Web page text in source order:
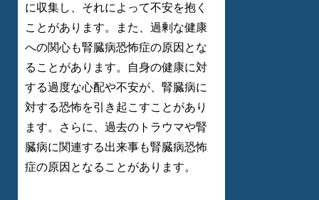
に収集し、それによって不安を抱く
ことがあります。また、過剰な健康
への関心も腎臓病恐怖症の原因とな
ることがあります。自身の健康に対
する過度な心配や不安が、腎臓病に
対する恐怖を引き起こすことがあり
ます。さらに、過去のトラウマや腎
臓病に関連する出来事も腎臓病恐怖
症の原因となることがあります。